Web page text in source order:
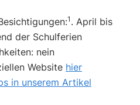
1 . April bis
der Schulferien
nein
Website hier
in unserem Artikel